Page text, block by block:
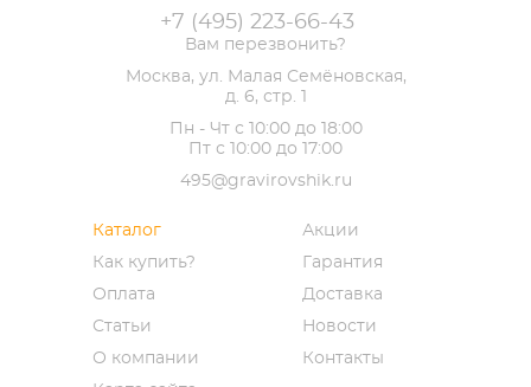
+7 (495) 223-66-43
Вам перезвонить?
Москва, ул. Малая Семёновская,
д. 6, стр. 1
Пн - Чт с 10:00 до 18:00
Пт с 10:00 до 17:00
495@gravirovshik.ru
Каталог
Акции
Как купить?
Гарантия
Оплата
Доставка
Статьи
Новости
О компании
Контакты